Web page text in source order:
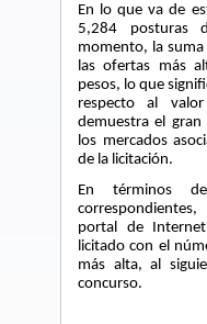
En lo que va de
5,284 posturas
momento, la
las ofertas más
pesos, lo que
respecto al
demuestra el
los mercados
de la licitación.
En términos
portal de
licitado con el
más alta, al
concurso.